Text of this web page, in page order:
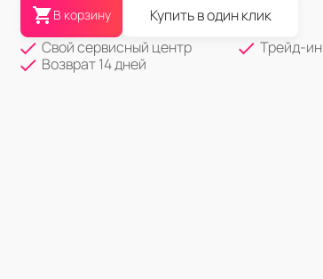
В корзину
Купить в один клик
Свой сервисный центр
Трейд-ин
Возврат 14 дней